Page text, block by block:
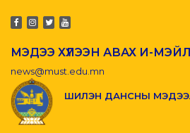
МЭДЭЭ ХҮЛЭЭН АВАХ И-
news@must.edu.mn
ШИЛЭН ДАНСНЫ